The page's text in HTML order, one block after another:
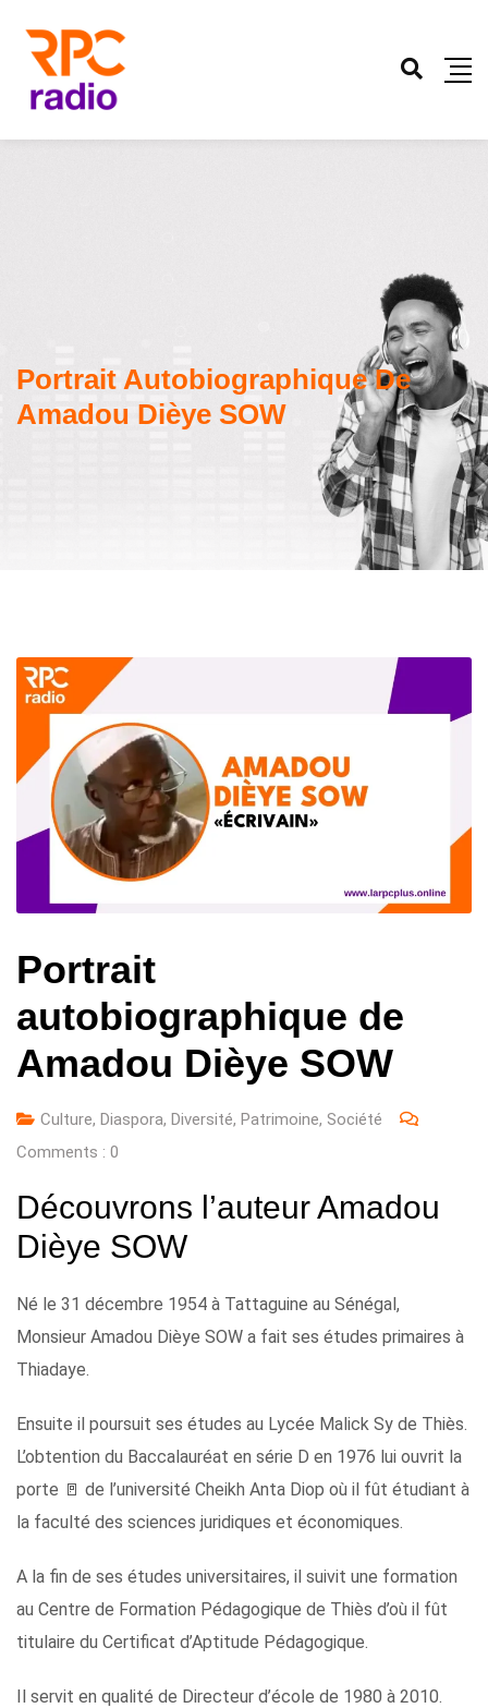
Portrait Autobiographique De
Amadou Dièye SOW
Portrait
autobiographique de
Amadou Dièye SOW
Culture, Diaspora, Diversité, Patrimoine, Société
Comments : 0
Découvrons l’auteurAmadou
Dièye SOW
Né le 31 décembre 1954 à Tattaguine au Sénégal,
Monsieur Amadou Dièye SOW a fait ses études primaires à
Thiadaye.
Ensuite il poursuit ses études au Lycée Malick Sy de Thiès.
L’obtention du Baccalauréat en série D en 1976 lui ouvrit la
porte 🚪 de l’université Cheikh Anta Diop où il fût étudiant à
la faculté des sciences juridiques et économiques.
A la fin de ses études universitaires, il suivit une formation
au Centre de Formation Pédagogique de Thiès d’où il fût
titulaire du Certificat d’Aptitude Pédagogique.
Il servit en qualité de Directeur d’école de 1980 à 2010.